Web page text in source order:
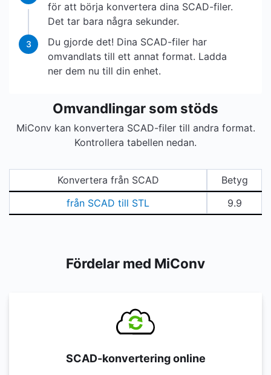
för att börja konvertera dina SCAD-filer.
Det tar bara några sekunder.
3
Du gjorde det! Dina SCAD-filer har
omvandlats till ett annat format. Ladda
ner dem nu till din enhet.
Omvandlingar som stöds
MiConv kan konvertera SCAD-filer till andra format.
Kontrollera tabellen nedan.
Konvertera från SCAD
Betyg
från SCAD till STL
9.9
Fördelar med MiConv
SCAD-konvertering online